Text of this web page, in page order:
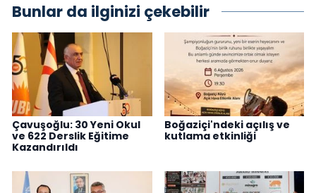
Bunlar da ilginizi çekebilir
Çavuşoğlu: 30 Yeni Okul
ve 622 Derslik Eğitime
Kazandırıldı
Boğaziçi'ndeki açılış ve
kutlama etkinliği